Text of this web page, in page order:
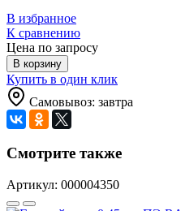
В избранное
К сравнению
Цена по запросу
В корзину
Купить в один клик
Самовывоз: завтра
Смотрите также
Артикул: 000004350